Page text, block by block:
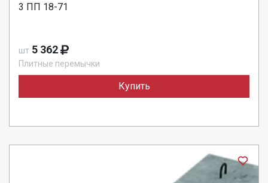
3 ПП 18-71
шт 5 362
Плитные перемычки
Купить